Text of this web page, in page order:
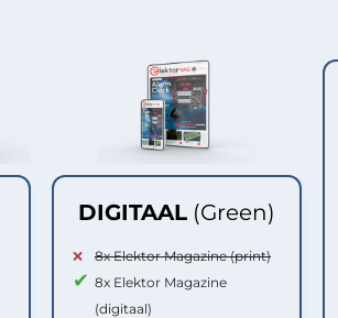
DIGITAAL (Green)
8x Elektor Magazine (print)
8x Elektor Magazine
(digitaal)